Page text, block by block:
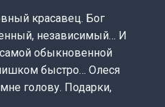
красавец. Бог
независимый… И
обыкновенной
быстро… Олеся
голову. Подарки,